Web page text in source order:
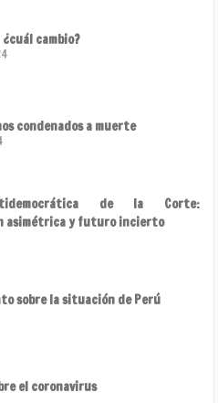
cambio?
condenados a muerte
de la Corte:
asimétrica y futuro incierto
sobre la situación de Perú
el coronavirus